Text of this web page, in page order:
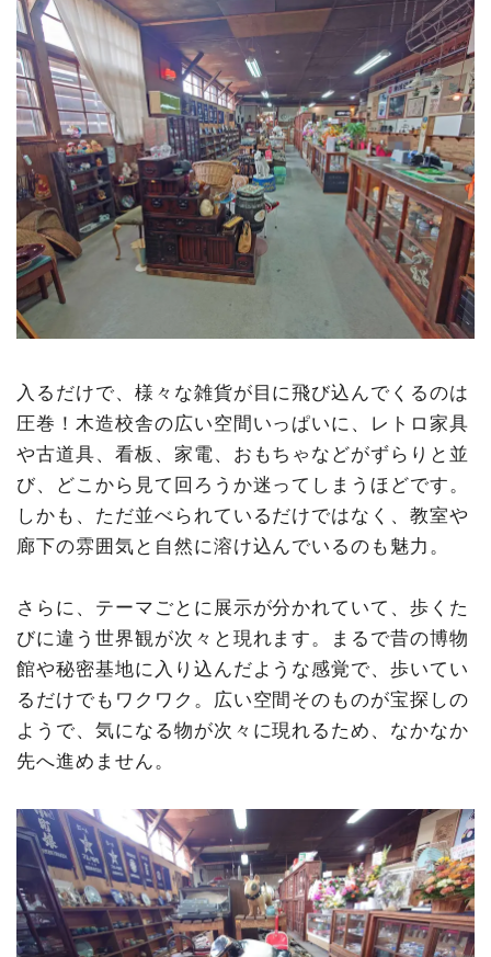
入るだけで、様々な雑貨が目に飛び込んでくるのは
圧巻！木造校舎の広い空間いっぱいに、レトロ家具
や古道具、看板、家電、おもちゃなどがずらりと並
び、どこから見て回ろうか迷ってしまうほどです。
しかも、ただ並べられているだけではなく、教室や
廊下の雰囲気と自然に溶け込んでいるのも魅力。
さらに、テーマごとに展示が分かれていて、歩くた
びに違う世界観が次々と現れます。まるで昔の博物
館や秘密基地に入り込んだような感覚で、歩いてい
るだけでもワクワク。広い空間そのものが宝探しの
ようで、気になる物が次々に現れるため、なかなか
先へ進めません。